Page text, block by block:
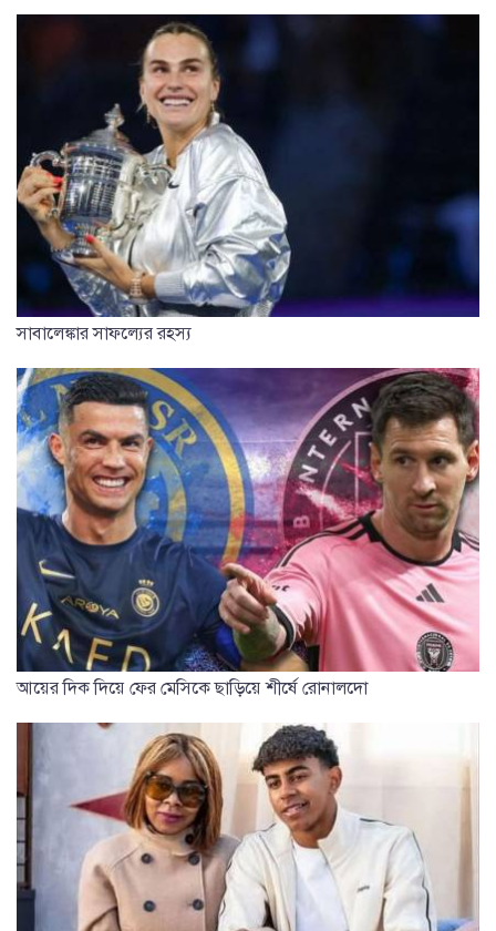
সাবালেঙ্কার সাফল্যের রহস্য
আয়ের দিক দিয়ে ফের মেসিকে ছাড়িয়ে শীর্ষে রোনালদো